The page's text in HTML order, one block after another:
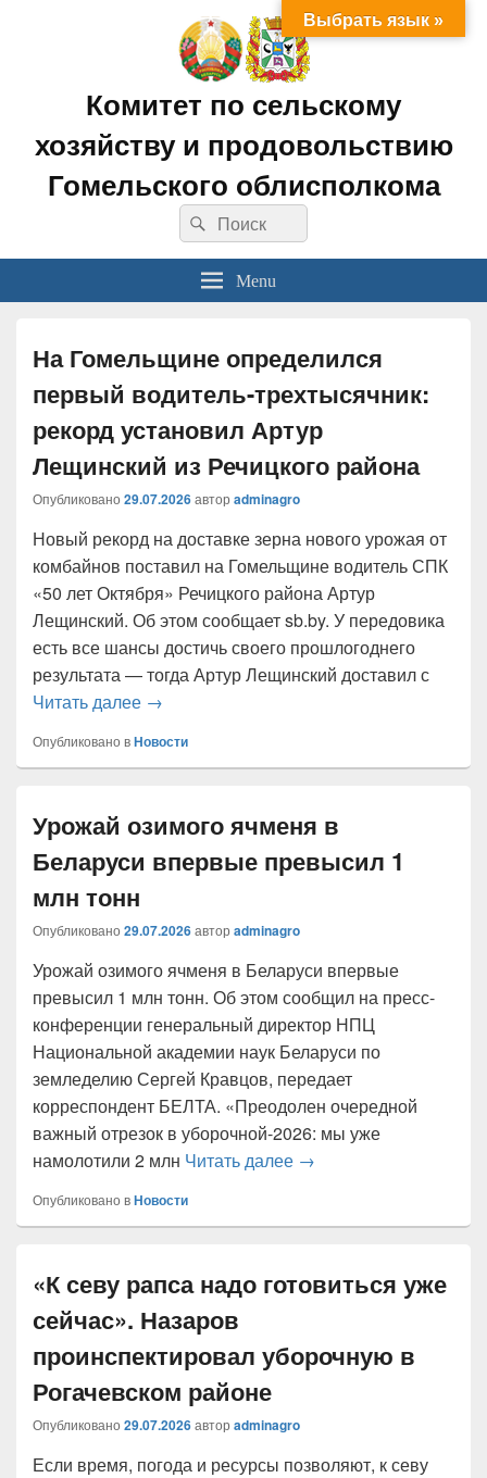
Комитет по сельскому
хозяйству и продовольствию
Гомельского облисполкома
Search
for:
Search
Menu
На Гомельщине определился
первый водитель-трехтысячник:
рекорд установил Артур
Лещинский из Речицкого района
Опубликовано 29.07.2026автор adminagro
Новый рекорд на доставке зерна нового урожая от
комбайнов поставил на Гомельщине водитель СПК
«50 лет Октября» Речицкого района Артур
Лещинский. Об этом сообщает sb.by. У передовика
есть все шансы достичь своего прошлогоднего
результата — тогда Артур Лещинский доставил с
Читать далее На Гомельщине определился первый
→
Опубликовано вНовости
Урожай озимого ячменя в
Беларуси впервые превысил 1
млн тонн
Опубликовано 29.07.2026автор adminagro
Урожай озимого ячменя в Беларуси впервые
превысил 1 млн тонн. Об этом сообщил на пресс-
конференции генеральный директор НПЦ
Национальной академии наук Беларуси по
земледелию Сергей Кравцов, передает
корреспондент БЕЛТА. «Преодолен очередной
важный отрезок в уборочной-2026: мы уже
намолотили 2 млн Читать далее Урожай озимого
→
Опубликовано вНовости
«К севу рапса надо готовиться уже
сейчас». Назаров
проинспектировал уборочную в
Рогачевском районе
Опубликовано 29.07.2026автор adminagro
Если время, погода и ресурсы позволяют, к севу
Выбрать язык »